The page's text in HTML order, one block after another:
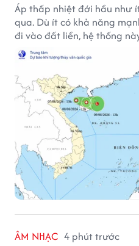
Áp thấp nhiệt đới hầu như
qua. Dù ít có khả năng
đi vào đất liền, hệ thống
lớn trên nhiều vùng biển.
ÂM NHẠC 4 phút trước